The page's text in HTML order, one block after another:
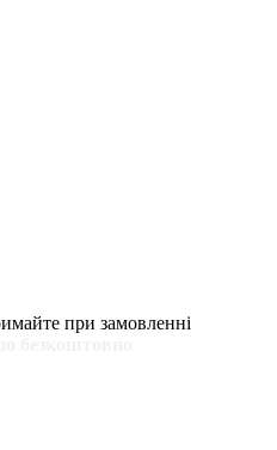
при замовленні